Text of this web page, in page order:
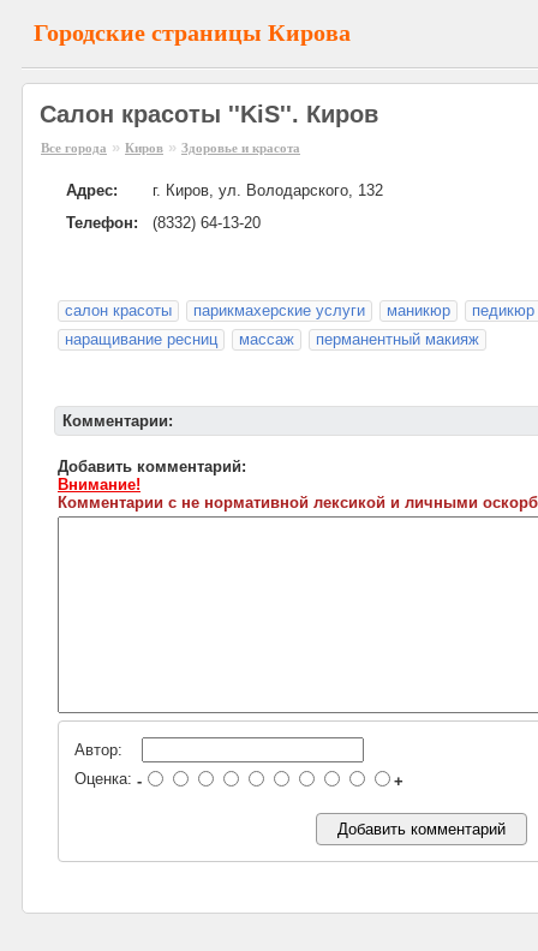
Городские страницы Кирова
Салон красоты ''KiS''. Киров
Все города » Киров » Здоровье и красота
Адрес:
г. Киров, ул. Володарского, 132
Телефон:
(8332) 64-13-20
салон красоты парикмахерские услуги маникюр
педикюр
наращивание ресниц
массаж перманентный макияж
Комментарии:
Добавить комментарий:
Внимание!
Комментарии с не нормативной лексикой и личными
Автор:
Оценка: - +